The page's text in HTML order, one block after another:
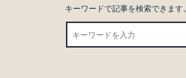
キーワードで記事を検索できます。